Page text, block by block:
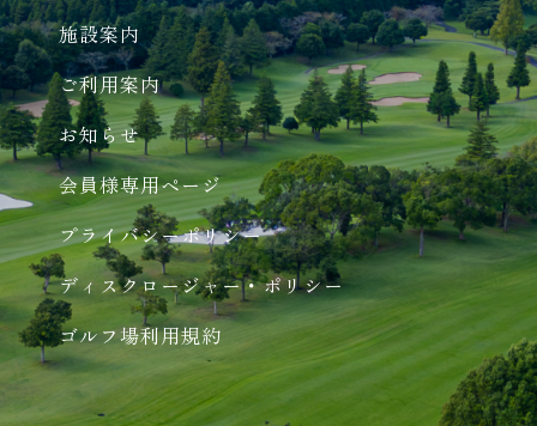
施設案内
ご利用案内
お知らせ
会員様専用ページ
プライバシーポリシー
ディスクロージャー・ポリシー
ゴルフ場利用規約